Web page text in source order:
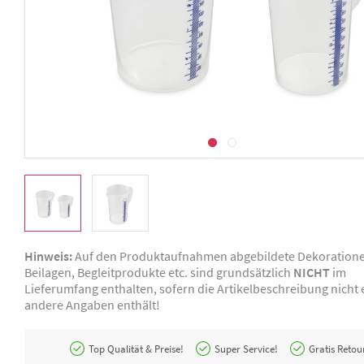
Hinweis:Auf den Produktaufnahmen abgebildete
Beilagen, Begleitprodukte etc. sind grundsätzlich NICHT im
Lieferumfang enthalten, sofern die Artikelbeschreibung nicht
andere Angaben enthält!
Top Qualität & Preise! Super Service! Gratis